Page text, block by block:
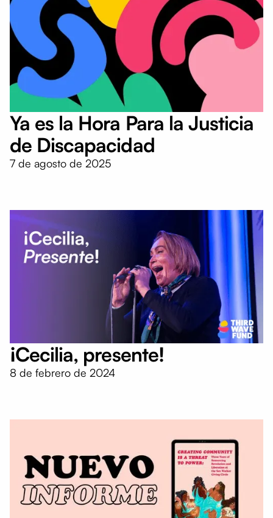
Ya es la Hora Para la Justicia
de Discapacidad
7 de agosto de 2025
¡Cecilia, presente!
8 de febrero de 2024